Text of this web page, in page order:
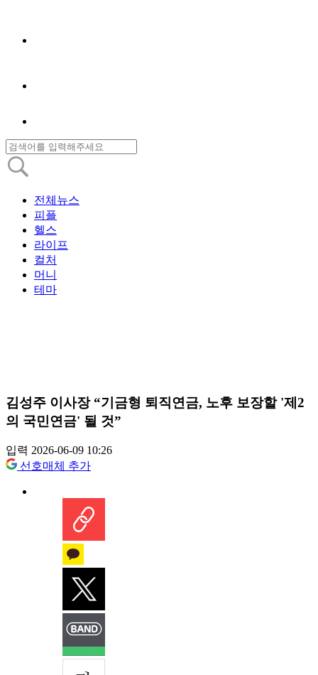
전체뉴스
피플
헬스
라이프
컬처
머니
테마
김성주 이사장 “기금형 퇴직연금, 노후 보장할 '제2
의 국민연금' 될 것”
입력 2026-06-09 10:26
선호매체 추가